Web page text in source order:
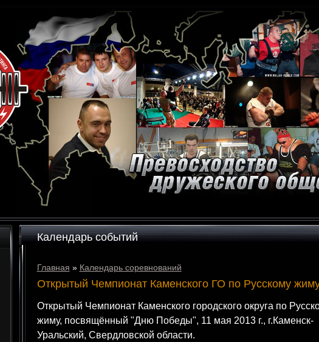
Календарь событий
Главная » Календарь соревнований
Открытый Чемпионат Каменского ГО по Русскому
Открытый Чемпионат Каменского городского округа по
жиму, посвящённый "Дню Победы", 11 мая 2013 г., г.Каменск-
Уральский, Свердловской области.